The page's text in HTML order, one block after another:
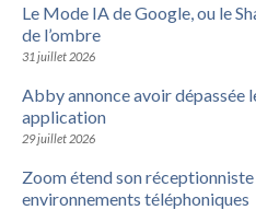
Le Mode IA de Google, ou le
de l’ombre
31 juillet 2026
Abby annonce avoir dépassée
application
29 juillet 2026
Zoom étend son réceptionniste
environnements téléphoniques